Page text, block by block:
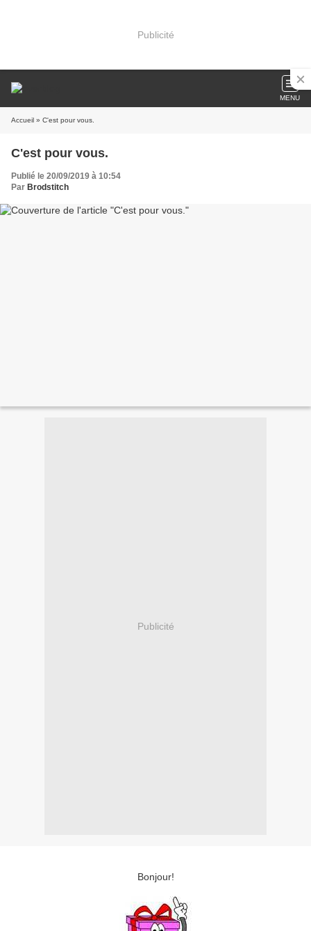
Publicité
MENU
Accueil » C'est pour vous.
C'est pour vous.
Publié le 20/09/2019 à 10:54
Par Brodstitch
Publicité
Bonjour!